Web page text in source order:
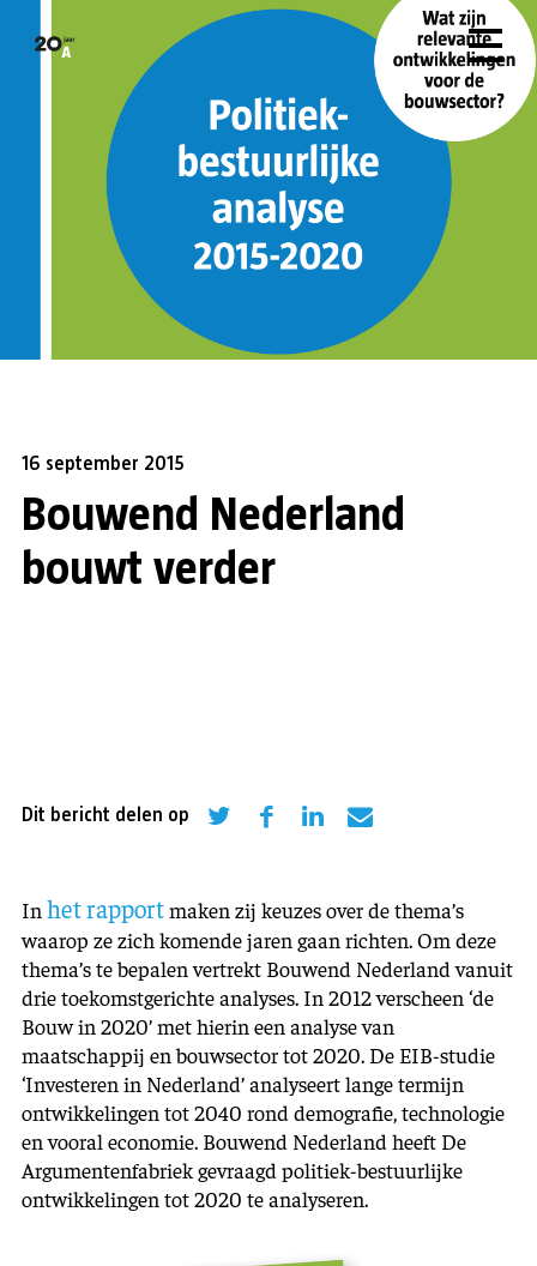
16 september 2015
Bouwend Nederland
bouwt verder
Dit bericht delen op
In het rapportmaken zij keuzes over de thema’s
waarop ze zich komende jaren gaan richten. Om deze
thema’s te bepalen vertrekt Bouwend Nederland vanuit
drie toekomstgerichte analyses. In 2012 verscheen ‘de
Bouw in 2020’ met hierin een analyse van
maatschappij en bouwsector tot 2020. De EIB-studie
‘Investeren in Nederland’ analyseert lange termijn
ontwikkelingen tot 2040 rond demografie, technologie
en vooral economie. Bouwend Nederland heeft De
Argumentenfabriek gevraagd politiek-bestuurlijke
ontwikkelingen tot 2020 te analyseren.